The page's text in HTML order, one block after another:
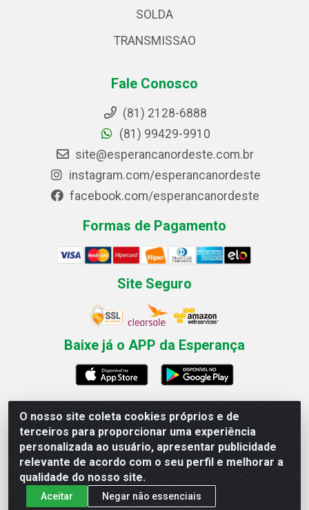
O nosso site coleta cookies próprios e de
terceiros para proporcionar uma experiência
personalizada ao usuário, apresentar publicidade
relevante de acordo com o seu perfil e melhorar a
qualidade do nosso site.
Aceitar Negar não essenciais
SOLDA
TRANSMISSAO
Fale Conosco
(81) 2128-6888
(81) 99429-9910
site@esperancanordeste.com.br
instagram.com/esperancanordeste
facebook.com/esperancanordeste
Formas de Pagamento
Site Seguro
Baixe já o APP da Esperança
Esperança Nordeste - Rua Professor Caldas Filho, 291 -
Estância - Recife / PE CEP: 50771-335 - CNPJ
03.666.136/0001-23